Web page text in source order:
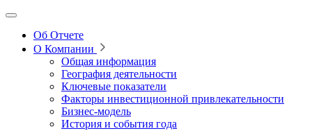
Об Отчете
О Компании
Общая информация
География деятельности
Ключевые показатели
Факторы инвестиционной привлекательности
Бизнес-модель
История и события года